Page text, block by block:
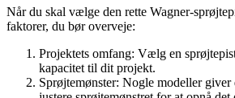
Når du skal vælge den rette Wagner-
faktorer, du bør overveje:
Projektets omfang: Vælg en
kapacitet til dit projekt.
Sprøjtemønster: Nogle modeller